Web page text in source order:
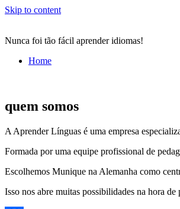
Skip to content
Nunca foi tão fácil aprender idiomas!
Home
quem somos
A Aprender Línguas é uma empresa
Formada por uma equipe profissional de
Escolhemos Munique na Alemanha como
Isso nos abre muitas possibilidades na hora